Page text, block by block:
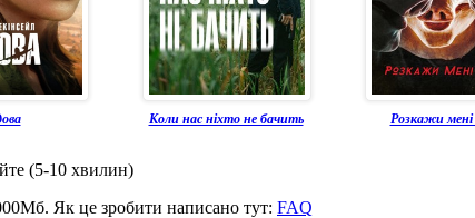
Коли нас ніхто не бачить Розкажи мені
(5-10 хвилин)
Як це зробити написано тут: FAQ